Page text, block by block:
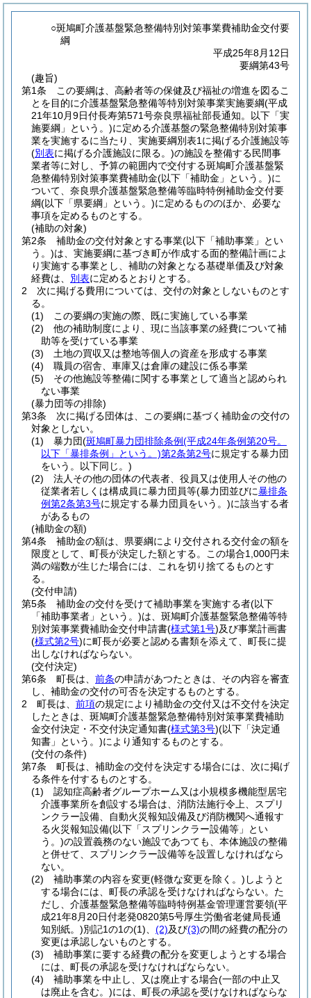
○斑鳩町介護基盤緊急整備特別対策事業費補助金交付要
綱
平成25年8月12日
要綱第43号
(趣旨)
第1条
この要綱は、高齢者等の保健及び福祉の増進を図るこ
とを目的に介護基盤緊急整備等特別対策事業実施要綱(平成
21年10月9日付長寿第571号奈良県福祉部長通知。以下「実
施要綱」という。)に定める介護基盤の緊急整備特別対策事
業を実施するに当たり、実施要綱別表1に掲げる介護施設等
(別表に掲げる介護施設に限る。)の施設を整備する民間事
業者等に対し、予算の範囲内で交付する斑鳩町介護基盤緊
急整備特別対策事業費補助金(以下「補助金」という。)に
ついて、奈良県介護基盤緊急整備等臨時特例補助金交付要
綱(以下「県要綱」という。)に定めるもののほか、必要な
事項を定めるものとする。
(補助の対象)
第2条
補助金の交付対象とする事業(以下「補助事業」とい
う。)は、実施要綱に基づき町が作成する面的整備計画によ
り実施する事業とし、補助の対象となる基礎単価及び対象
経費は、 別表に定めるとおりとする。
2
次に掲げる費用については、交付の対象としないものとす
る。
(1)
この要綱の実施の際、既に実施している事業
(2)
他の補助制度により、現に当該事業の経費について補
助等を受けている事業
(3)
土地の買収又は整地等個人の資産を形成する事業
(4)
職員の宿舎、車庫又は倉庫の建設に係る事業
(5)
その他施設等整備に関する事業として適当と認められ
ない事業
(暴力団等の排除)
第3条
次に掲げる団体は、この要綱に基づく補助金の交付の
対象としない。
(1)
暴力団(斑鳩町暴力団排除条例(平成24年条例第20号。
以下「暴排条例」という。)第2条第2号に規定する暴力団
をいう。以下同じ。)
(2)
法人その他の団体の代表者、役員又は使用人その他の
従業者若しくは構成員に暴力団員等(暴力団並びに暴排条
例第2条第3号に規定する暴力団員をいう。)に該当する者
があるもの
(補助金の額)
第4条
補助金の額は、県要綱により交付される交付金の額を
限度として、町長が決定した額とする。
この場合1,000円未
満の端数が生じた場合には、これを切り捨てるものとす
る。
(交付申請)
第5条
補助金の交付を受けて補助事業を実施する者(以下
「補助事業者」という。)は、斑鳩町介護基盤緊急整備等特
別対策事業費補助金交付申請書(様式第1号)及び事業計画書
(様式第2号)に町長が必要と認める書類を添えて、町長に提
出しなければならない。
(交付決定)
第6条
町長は、 前条の申請があつたときは、その内容を審査
し、補助金の交付の可否を決定するものとする。
2
町長は、 前項の規定により補助金の交付又は不交付を決定
したときは、斑鳩町介護基盤緊急整備特別対策事業費補助
金交付決定・不交付決定通知書(様式第3号)(以下「決定通
知書」という。)により通知するものとする。
(交付の条件)
第7条
町長は、補助金の交付を決定する場合には、次に掲げ
る条件を付するものとする。
(1)
認知症高齢者グループホーム又は小規模多機能型居宅
介護事業所を創設する場合は、消防法施行令上、スプリ
ンクラー設備、自動火災報知設備及び消防機関へ通報す
る火災報知設備(以下「スプリンクラー設備等」とい
う。)の設置義務のない施設であつても、本体施設の整備
と併せて、スプリンクラー設備等を設置しなければなら
ない。
(2)
補助事業の内容を変更(軽微な変更を除く。) しようと
する場合には、町長の承認を受けなければならない。 た
だし、介護基盤緊急整備等臨時特例基金管理運営要領(平
成21年8月20日付老発0820第5号厚生労働省老健局長通
知別紙。)別記1の1の(1) (2)及び(3)の間の経費の配分の
変更は承認しないものとする。
(3)
補助事業に要する経費の配分を変更しようとする場合
には、町長の承認を受けなければならない。
(4)
補助事業を中止し、又は廃止する場合(一部の中止又
は廃止を含む。)には、町長の承認を受けなければならな